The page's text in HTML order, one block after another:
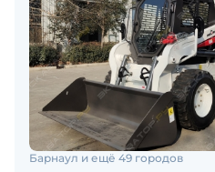
Барнаул и ещё 49 городов